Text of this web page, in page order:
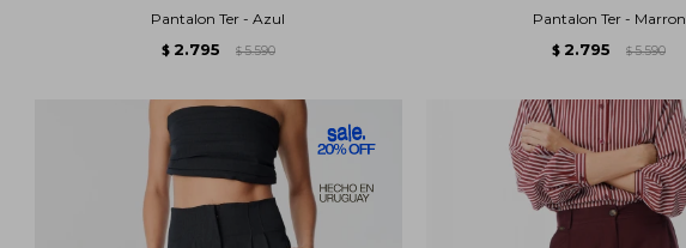
Pantalon Ter - Azul
$ 2.795 $ 5.590
Pantalon Ter - Marron
$ 2.795 $ 5.590